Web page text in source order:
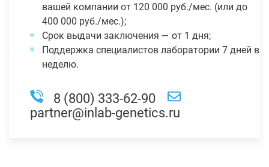
вашей компании от 120 000 руб./мес. (или до
400 000 руб./мес.);
Срок выдачи заключения — от 1 дня;
Поддержка специалистов лаборатории 7 дней в
неделю.
8 (800) 333-62-90
partner@inlab-genetics.ru